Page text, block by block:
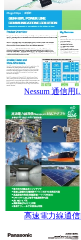
Nessum 通信用
高速電力線通信